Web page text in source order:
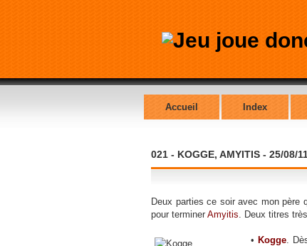
Accueil Index
021 - KOGGE, AMYITIS - 25/08/
Deux parties ce soir avec mon père
pour terminer Amyitis. Deux titres
• Kogge.